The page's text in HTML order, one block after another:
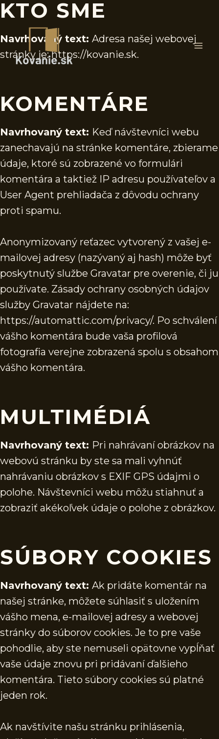
Skip
content
KTO SME
Navrhovaný text: Adresa našej webovej
stránky je: https://kovanie.sk.
KOMENTÁRE
Navrhovaný text: Keď návštevníci webu
zanechavajú na stránke komentáre, zbierame
údaje, ktoré sú zobrazené vo formulári
komentára a taktiež IP adresu používateľov a
User Agent prehliadača z dôvodu ochrany
proti spamu.
Anonymizovaný reťazec vytvorený z vašej e-
mailovej adresy (nazývaný aj hash) môže byť
poskytnutý službe Gravatar pre overenie, či ju
používate. Zásady ochrany osobných údajov
služby Gravatar nájdete na:
https://automattic.com/privacy/. Po schválení
vášho komentára bude vaša profilová
fotografia verejne zobrazená spolu s obsahom
vášho komentára.
MULTIMÉDIÁ
Navrhovaný text: Pri nahrávaní obrázkov na
webovú stránku by ste sa mali vyhnúť
nahrávaniu obrázkov s EXIF GPS údajmi o
polohe. Návštevníci webu môžu stiahnuť a
zobraziť akékoľvek údaje o polohe z obrázkov.
SÚBORY COOKIES
Navrhovaný text: Ak pridáte komentár na
našej stránke, môžete súhlasiť s uložením
vášho mena, e-mailovej adresy a webovej
stránky do súborov cookies. Je to pre vaše
pohodlie, aby ste nemuseli opätovne vypĺňať
vaše údaje znovu pri pridávaní ďalšieho
komentára. Tieto súbory cookies sú platné
jeden rok.
Ak navštívite našu stránku prihlásenia,